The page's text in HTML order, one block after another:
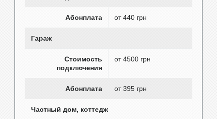
Абонплата от 440 грн
Гараж
Стоимость
подключения
от 4500 грн
Абонплата от 395 грн
Частный дом, коттедж